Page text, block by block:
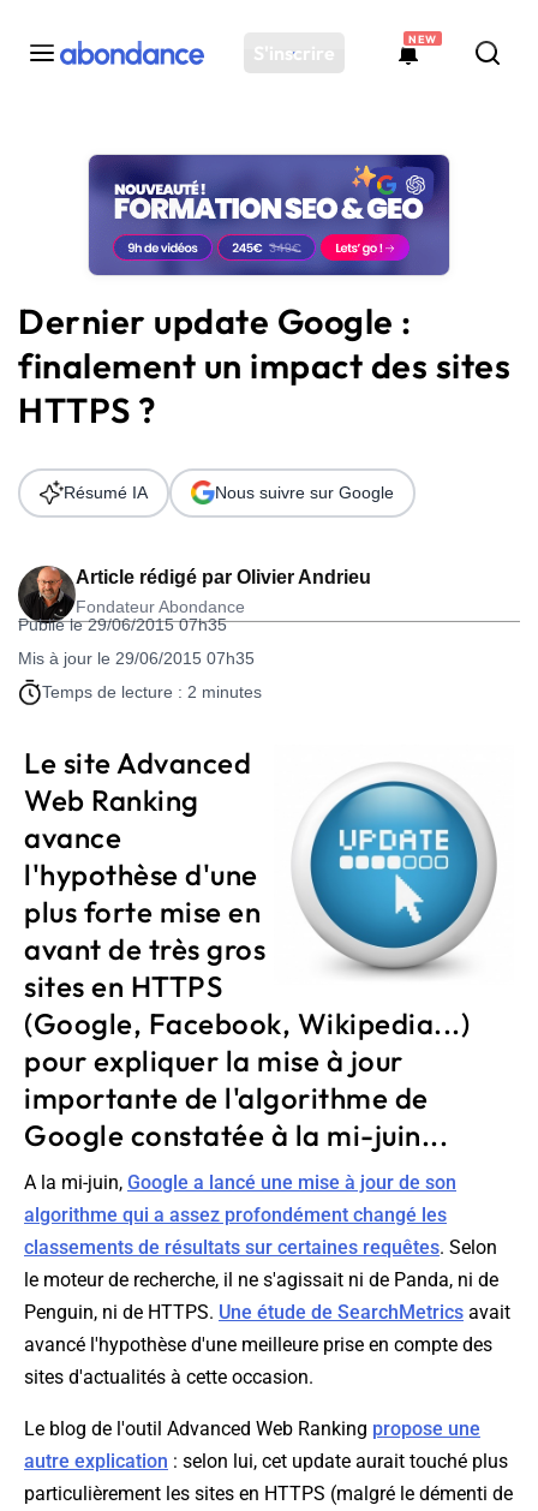
S'inscrire
NEW
Toutes les actus
Actus SEO
Plateforme
Solutions
Ressources
Audit SEO
Dernier update Google :
finalement un impact des sites
HTTPS ?
Article rédigé par Olivier Andrieu
Fondateur Abondance
Publié le 29/06/2015 07h35
Mis à jour le 29/06/2015 07h35
Temps de lecture : 2 minutes
Résumé IA Nous suivre sur Google
Le site Advanced
Web Ranking
avance
l'hypothèse d'une
plus forte mise en
avant de très gros
sites en HTTPS
(Google, Facebook, Wikipedia...)
pour expliquer la mise à jour
importante de l'algorithme de
Google constatée à la mi-juin...
A la mi-juin, Google a lancé une mise à jour de son
algorithme qui a assez profondément changé les
classements de résultats sur certaines requêtes. Selon
le moteur de recherche, il ne s'agissait ni de Panda, ni de
Penguin, ni de HTTPS. Une étude de SearchMetrics avait
avancé l'hypothèse d'une meilleure prise en compte des
sites d'actualités à cette occasion.
Le blog de l'outil Advanced Web Ranking propose une
autre explication : selon lui, cet update aurait touché plus
particulièrement les sites en HTTPS (malgré le démenti de